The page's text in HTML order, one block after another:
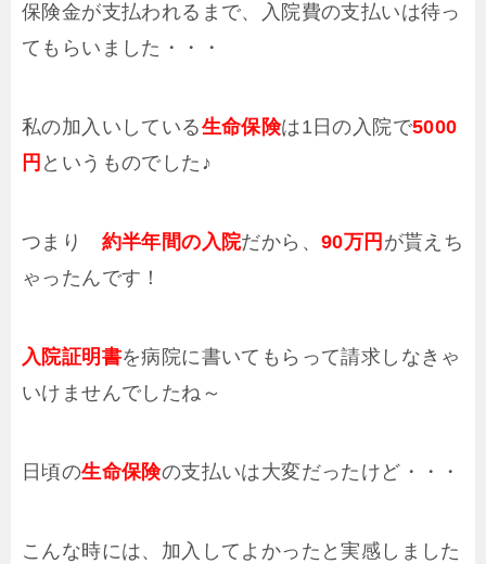
保険金が支払われるまで、入院費の支払いは待っ
てもらいました・・・
私の加入いしている生命保険は1日の入院で5000
円 というものでした♪
つまり 約半年間の入院だから、90万円 が貰えち
ゃったんです！
入院証明書を病院に書いてもらって請求しなきゃ
いけませんでしたね～
日頃の生命保険の支払いは大変だったけど・・・
こんな時には、加入してよかったと実感しました